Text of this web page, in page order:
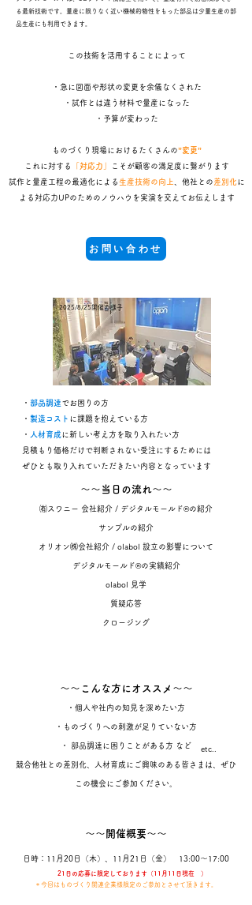
る最新技術です。量産に限りなく近い機械的物性をもった部品は少量生産の部
品生産にも利用できます。 ​
​この技術を活用することによって
・急に図面や形状の変更を余儀なくされた
・試作とは違う材料で量産になった
・予算が変わった
ものづくり現場におけるたくさんの”変更”
これに対する
「対応力」
こそが顧客の満足度に繋がります
試作と量産工程の最適化による 生産技術の向上 、他社との 差別化に
よる対応力UPのためのノウハウを実演を交えてお伝えします
お問い合わせ
2025/8/25開催の様子
・ 部品調達 でお困りの方
・ 製造コスト に課題を抱えている方
・ 人材育成に新しい考え方を取り入れたい方
見積もり価格だけで判断されない受注にするためには
​ぜひとも取り入れていただきたい内容となっています
～～当日の流れ～～
㈲スワニー 会社紹介 / デジタルモールド®の紹介
​サンプルの紹介
オリオン㈱会社紹介 / olabol 設立の影響について
デジタルモールド®の実績紹介
olabol 見学
質疑応答
クロージング​​​​​​​​
～～こんな方にオススメ～～
・個人や社内の知見を深めたい方
・ものづくりへの刺激が足りていない方
・ 部品調達に困りことがある方 など
競合他社との差別化、人材育成にご興味のある皆さまは、ぜひ
この機会にご参加ください。​​​​​​​​​​​​​​​
etc..
～～開催概要～～
日時：11月20日（木）、11月21日（金） 13:00～17:00
＊今回はものづくり関連企業様限定のご参加とさせて頂きます。
21日の応募に限定しております（11月11日現在 ）